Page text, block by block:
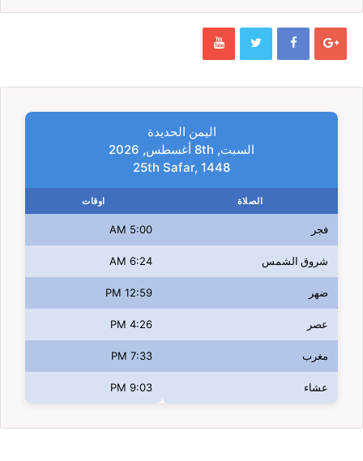
اليمن الحديدة
السبت, 8th أغسطس, 2026
25th Safar, 1448
الصلاة اوقات
فجر 5:00 AM
شروق الشمس 6:24 AM
ضهر 12:59 PM
عصر 4:26 PM
مغرب 7:33 PM
عشاء 9:03 PM